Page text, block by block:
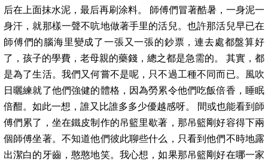
后在上面抹水泥，最后再刷涂料。 師傅們冒著酷暑，一身泥一
身汗，就那樣一聲不吭地做著手里的活兒。也許那活兒早已在
師傅們的腦海里變成了一張又一張的鈔票，連去處都盤算好
了，孩子的學費，老母親的藥錢，總之都是急需的。 其實，都
是為了生活。我們又何嘗不是呢，只不過工種不同而已。風吹
日曬練就了他們強健的體格，因為勞累令他們吃飯倍香，睡眠
倍酣。如此一想，誰又比誰多多少優越感呀。 間或也能看到師
傅們累了，坐在鐵皮制作的吊籃里歇著，那吊籃剛好容得下兩
個師傅坐著。不知道他們彼此聊些什么，只看到他們不時地露
出潔白的牙齒，憨憨地笑。我心想，如果那吊籃剛好在哪一家